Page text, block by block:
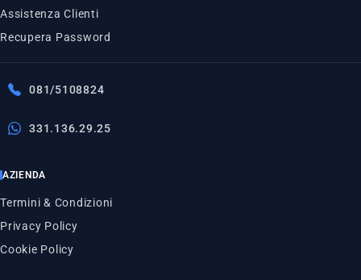
Assistenza Clienti
Recupera Password
081/5108824
331.136.29.25
AZIENDA
Termini & Condizioni
Privacy Policy
Cookie Policy